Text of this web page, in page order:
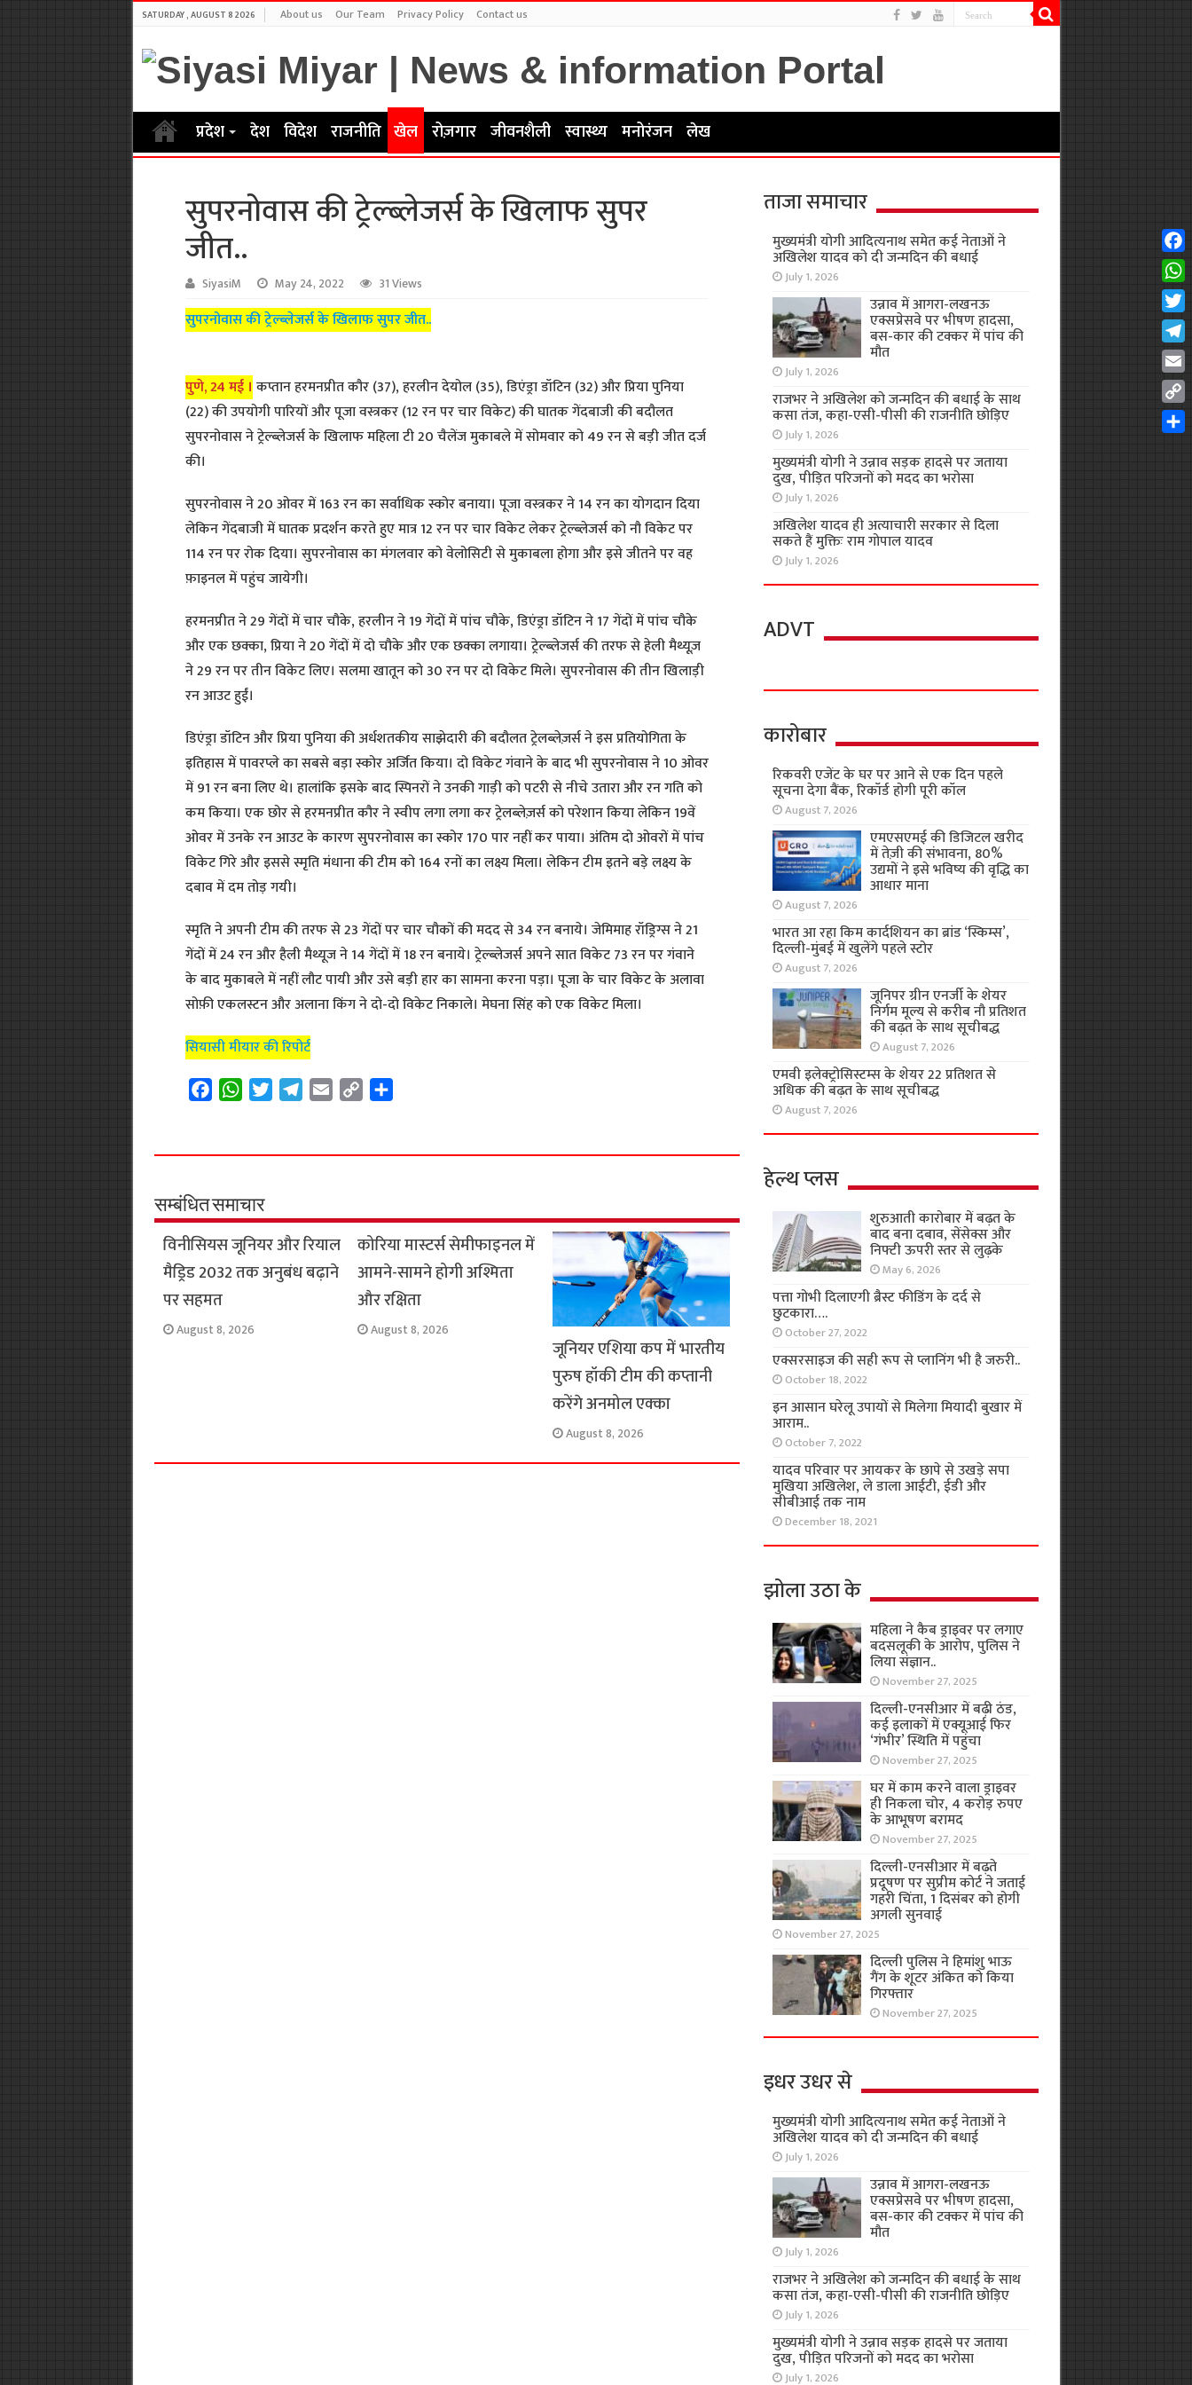
SATURDAY , AUGUST 8 2026 About us Our Team Privacy Policy Contact us
प्रदेश देश विदेश राजनीति खेल रोज़गार जीवनशैली स्वास्थ्य मनोरंजन लेख
सुपरनोवास की ट्रेल्ब्लेजर्स के खिलाफ सुपर
जीत..
SiyasiM May 24, 2022 31 Views
सुपरनोवास की ट्रेल्ब्लेजर्स के खिलाफ सुपर जीत..
पुणे, 24 मई । कप्तान हरमनप्रीत कौर (37), हरलीन देयोल (35), डिएंड्रा डॉटिन (32) और प्रिया पुनिया
(22) की उपयोगी पारियों और पूजा वस्त्रकर (12 रन पर चार विकेट) की घातक गेंदबाजी की बदौलत
सुपरनोवास ने ट्रेल्ब्लेजर्स के खिलाफ महिला टी 20 चैलेंज मुकाबले में सोमवार को 49 रन से बड़ी जीत दर्ज
की।
सुपरनोवास ने 20 ओवर में 163 रन का सर्वाधिक स्कोर बनाया। पूजा वस्त्रकर ने 14 रन का योगदान दिया
लेकिन गेंदबाजी में घातक प्रदर्शन करते हुए मात्र 12 रन पर चार विकेट लेकर ट्रेल्ब्लेजर्स को नौ विकेट पर
114 रन पर रोक दिया। सुपरनोवास का मंगलवार को वेलोसिटी से मुकाबला होगा और इसे जीतने पर वह
फ़ाइनल में पहुंच जायेगी।
हरमनप्रीत ने 29 गेंदों में चार चौके, हरलीन ने 19 गेंदों में पांच चौके, डिएंड्रा डॉटिन ने 17 गेंदों में पांच चौके
और एक छक्का, प्रिया ने 20 गेंदों में दो चौके और एक छक्का लगाया। ट्रेल्ब्लेजर्स की तरफ से हेली मैथ्यूज़
ने 29 रन पर तीन विकेट लिए। सलमा खातून को 30 रन पर दो विकेट मिले। सुपरनोवास की तीन खिलाड़ी
रन आउट हुईं।
डिएंड्रा डॉटिन और प्रिया पुनिया की अर्धशतकीय साझेदारी की बदौलत ट्रेलब्लेज़र्स ने इस प्रतियोगिता के
इतिहास में पावरप्ले का सबसे बड़ा स्कोर अर्जित किया। दो विकेट गंवाने के बाद भी सुपरनोवास ने 10 ओवर
में 91 रन बना लिए थे। हालांकि इसके बाद स्पिनरों ने उनकी गाड़ी को पटरी से नीचे उतारा और रन गति को
कम किया। एक छोर से हरमनप्रीत कौर ने स्वीप लगा लगा कर ट्रेलब्लेज़र्स को परेशान किया लेकिन 19वें
ओवर में उनके रन आउट के कारण सुपरनोवास का स्कोर 170 पार नहीं कर पाया। अंतिम दो ओवरों में पांच
विकेट गिरे और इससे स्मृति मंधाना की टीम को 164 रनों का लक्ष्य मिला। लेकिन टीम इतने बड़े लक्ष्य के
दबाव में दम तोड़ गयी।
स्मृति ने अपनी टीम की तरफ से 23 गेंदों पर चार चौकों की मदद से 34 रन बनाये। जेमिमाह रॉड्रिग्स ने 21
गेंदों में 24 रन और हैली मैथ्यूज ने 14 गेंदों में 18 रन बनाये। ट्रेल्ब्लेजर्स अपने सात विकेट 73 रन पर गंवाने
के बाद मुकाबले में नहीं लौट पायी और उसे बड़ी हार का सामना करना पड़ा। पूजा के चार विकेट के अलावा
सोफ़ी एकलस्टन और अलाना किंग ने दो-दो विकेट निकाले। मेघना सिंह को एक विकेट मिला।
सियासी मीयार की रिपोर्ट
e
o
o
k
W
t
A
p
p
t
r
e
a
m
i
y
n
k
r
सम्बंधित समाचार
विनीसियस जूनियर और रियाल
मैड्रिड 2032 तक अनुबंध बढ़ाने
पर सहमत
August 8, 2026
कोरिया मास्टर्स सेमीफाइनल में
आमने-सामने होगी अश्मिता
और रक्षिता
August 8, 2026
जूनियर एशिया कप में भारतीय
पुरुष हॉकी टीम की कप्तानी
करेंगे अनमोल एक्का
August 8, 2026
ताजा समाचार
मुख्यमंत्री योगी आदित्यनाथ समेत कई नेताओं ने
अखिलेश यादव को दी जन्मदिन की बधाई
July 1, 2026
उन्नाव में आगरा-लखनऊ
एक्सप्रेसवे पर भीषण हादसा,
बस-कार की टक्कर में पांच की
मौत
July 1, 2026
राजभर ने अखिलेश को जन्मदिन की बधाई के साथ
कसा तंज, कहा-एसी-पीसी की राजनीति छोड़िए
July 1, 2026
मुख्यमंत्री योगी ने उन्नाव सड़क हादसे पर जताया
दुख, पीड़ित परिजनों को मदद का भरोसा
July 1, 2026
अखिलेश यादव ही अत्याचारी सरकार से दिला
सकते हैं मुक्तिः राम गोपाल यादव
July 1, 2026
ADVT
कारोबार
रिकवरी एजेंट के घर पर आने से एक दिन पहले
सूचना देगा बैंक, रिकॉर्ड होगी पूरी कॉल
August 7, 2026
एमएसएमई की डिजिटल खरीद
में तेज़ी की संभावना, 80%
उद्यमों ने इसे भविष्य की वृद्धि का
आधार माना
August 7, 2026
भारत आ रहा किम कार्दशियन का ब्रांड ‘स्किम्स’,
दिल्ली-मुंबई में खुलेंगे पहले स्टोर
August 7, 2026
जूनिपर ग्रीन एनर्जी के शेयर
निर्गम मूल्य से करीब नौ प्रतिशत
की बढ़त के साथ सूचीबद्ध
August 7, 2026
एमवी इलेक्ट्रोसिस्टम्स के शेयर 22 प्रतिशत से
अधिक की बढ़त के साथ सूचीबद्ध
August 7, 2026
हेल्थ प्लस
शुरुआती कारोबार में बढ़त के
बाद बना दबाव, सेंसेक्स और
निफ्टी ऊपरी स्तर से लुढ़के
May 6, 2026
पत्ता गोभी दिलाएगी ब्रैस्ट फीडिंग के दर्द से
छुटकारा….
October 27, 2022
एक्सरसाइज की सही रूप से प्लानिंग भी है जरुरी..
October 18, 2022
इन आसान घरेलू उपायों से मिलेगा मियादी बुखार में
आराम..
October 7, 2022
यादव परिवार पर आयकर के छापे से उखड़े सपा
मुखिया अखिलेश, ले डाला आईटी, ईडी और
सीबीआई तक नाम
December 18, 2021
झोला उठा के
महिला ने कैब ड्राइवर पर लगाए
बदसलूकी के आरोप, पुलिस ने
लिया संज्ञान..
November 27, 2025
दिल्ली-एनसीआर में बढ़ी ठंड,
कई इलाकों में एक्यूआई फिर
‘गंभीर’ स्थिति में पहुंचा
November 27, 2025
घर में काम करने वाला ड्राइवर
ही निकला चोर, 4 करोड़ रुपए
के आभूषण बरामद
November 27, 2025
दिल्ली-एनसीआर में बढ़ते
प्रदूषण पर सुप्रीम कोर्ट ने जताई
गहरी चिंता, 1 दिसंबर को होगी
अगली सुनवाई
November 27, 2025
दिल्ली पुलिस ने हिमांशु भाऊ
गैंग के शूटर अंकित को किया
गिरफ्तार
November 27, 2025
इधर उधर से
मुख्यमंत्री योगी आदित्यनाथ समेत कई नेताओं ने
अखिलेश यादव को दी जन्मदिन की बधाई
July 1, 2026
उन्नाव में आगरा-लखनऊ
एक्सप्रेसवे पर भीषण हादसा,
बस-कार की टक्कर में पांच की
मौत
July 1, 2026
राजभर ने अखिलेश को जन्मदिन की बधाई के साथ
कसा तंज, कहा-एसी-पीसी की राजनीति छोड़िए
July 1, 2026
मुख्यमंत्री योगी ने उन्नाव सड़क हादसे पर जताया
दुख, पीड़ित परिजनों को मदद का भरोसा
July 1, 2026
Copy
Link